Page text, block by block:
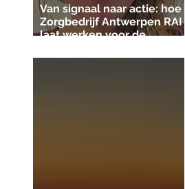
Van signaal naar actie: hoe
Zorgbedrijf Antwerpen RAI
laat werken voor de